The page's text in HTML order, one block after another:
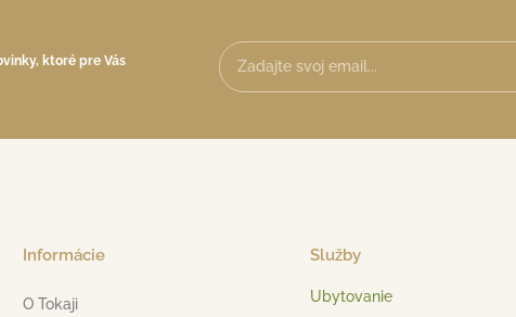
ktoré pre Vás
Informácie
O Tokaji
Služby
Ubytovanie